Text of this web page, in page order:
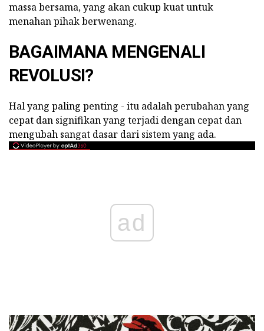
massa bersama, yang akan cukup kuat untuk
menahan pihak berwenang.
BAGAIMANA MENGENALI
REVOLUSI?
Hal yang paling penting - itu adalah perubahan yang
cepat dan signifikan yang terjadi dengan cepat dan
mengubah sangat dasar dari sistem yang ada.
ad